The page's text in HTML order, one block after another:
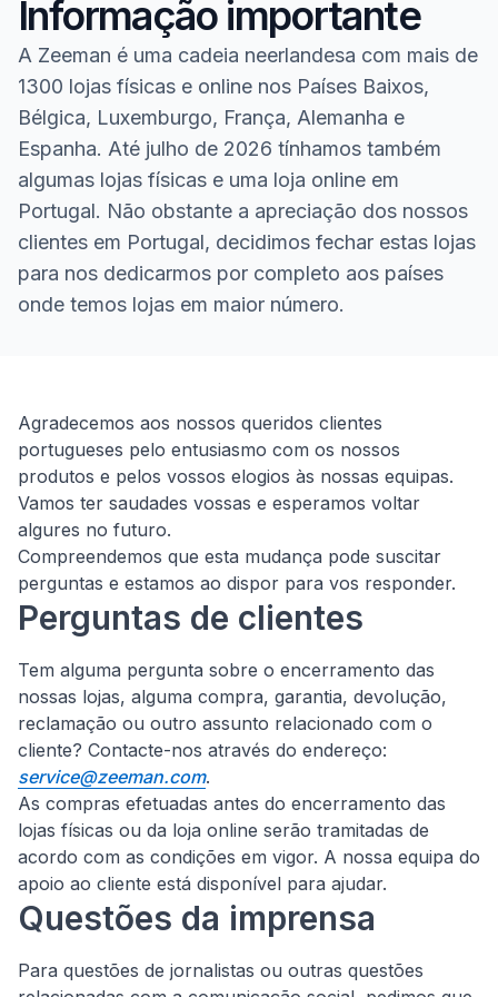
Informação importante
A Zeeman é uma cadeia neerlandesa com mais de
1300 lojas físicas e online nos Países Baixos,
Bélgica, Luxemburgo, França, Alemanha e
Espanha. Até julho de 2026 tínhamos também
algumas lojas físicas e uma loja online em
Portugal. Não obstante a apreciação dos nossos
clientes em Portugal, decidimos fechar estas lojas
para nos dedicarmos por completo aos países
onde temos lojas em maior número.
Homepage
Agradecemos aos nossos queridos clientes
portugueses pelo entusiasmo com os nossos
produtos e pelos vossos elogios às nossas equipas.
Vamos ter saudades vossas e esperamos voltar
algures no futuro.
Compreendemos que esta mudança pode suscitar
perguntas e estamos ao dispor para vos responder.
Perguntas de clientes
Tem alguma pergunta sobre o encerramento das
nossas lojas, alguma compra, garantia, devolução,
reclamação ou outro assunto relacionado com o
cliente? Contacte-nos através do endereço:
service@zeeman.com.
As compras efetuadas antes do encerramento das
lojas físicas ou da loja online serão tramitadas de
acordo com as condições em vigor. A nossa equipa do
apoio ao cliente está disponível para ajudar.
Questões da imprensa
Para questões de jornalistas ou outras questões